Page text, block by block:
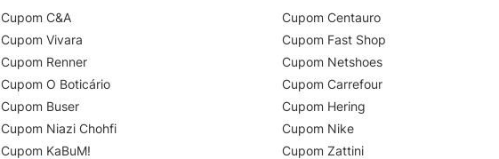
Cupom C&A
Cupom Vivara
Cupom Renner
Cupom O Boticário
Cupom Buser
Cupom Niazi Chohfi
Cupom KaBuM!
Cupom Centauro
Cupom Fast Shop
Cupom Netshoes
Cupom Carrefour
Cupom Hering
Cupom Nike
Cupom Zattini